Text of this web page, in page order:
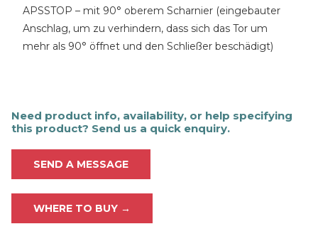
APSSTOP – mit 90° oberem Scharnier (eingebauter
Anschlag, um zu verhindern, dass sich das Tor um
mehr als 90° öffnet und den Schließer beschädigt)
Need product info, availability, or help specifying
this product? Send us a quick enquiry.
SEND A MESSAGE
WHERE TO BUY →